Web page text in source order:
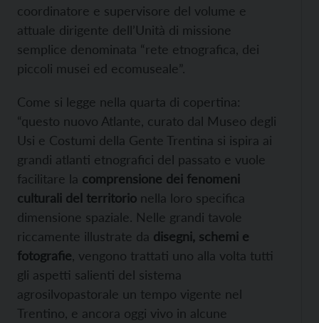
coordinatore e supervisore del volume e
attuale dirigente dell’Unità di missione
semplice denominata “rete etnografica, dei
piccoli musei ed ecomuseale”.
Come si legge nella quarta di copertina:
“questo nuovo Atlante, curato dal Museo degli
Usi e Costumi della Gente Trentina si ispira ai
grandi atlanti etnografici del passato e vuole
facilitare la comprensione dei fenomeni
culturali del territorio nella loro specifica
dimensione spaziale. Nelle grandi tavole
riccamente illustrate da disegni, schemi e
fotografie , vengono trattati uno alla volta tutti
gli aspetti salienti del sistema
agrosilvopastorale un tempo vigente nel
Trentino, e ancora oggi vivo in alcune